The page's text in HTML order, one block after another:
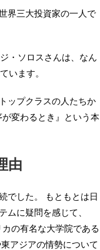
界三大投資家の一人で
・ソロスさんは、なん
います。
ップクラスの人たちか
変わるとき』という本
由
でした。 もともとは日
ムに疑問を感じて、
の有名な大学院である
アジアの情勢について